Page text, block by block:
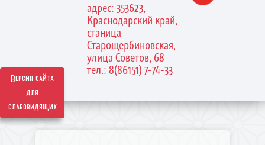
Версия сайта
для
слабовидящих
адрес: 353623,
Краснодарский край,
станица
Старощербиновская,
улица Советов, 68
тел.: 8(86151) 7-74-33